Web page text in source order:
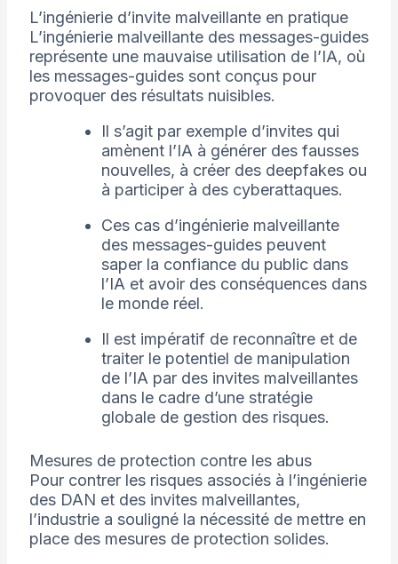
L’ingénierie d’invite malveillante en pratique
L’ingénierie malveillante des messages-guides
représente une mauvaise utilisation de l’IA, où
les messages-guides sont conçus pour
provoquer des résultats nuisibles.
Il s’agit par exemple d’invites qui
amènent l’IA à générer des fausses
nouvelles, à créer des deepfakes ou
à participer à des cyberattaques.
Ces cas d’ingénierie malveillante
des messages-guides peuvent
saper la confiance du public dans
l’IA et avoir des conséquences dans
le monde réel.
Il est impératif de reconnaître et de
traiter le potentiel de manipulation
de l’IA par des invites malveillantes
dans le cadre d’une stratégie
globale de gestion des risques.
Mesures de protection contre les abus
Pour contrer les risques associés à l’ingénierie
des DAN et des invites malveillantes,
l’industrie a souligné la nécessité de mettre en
place des mesures de protection solides.